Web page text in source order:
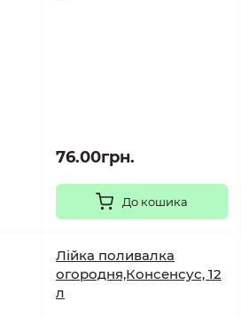
76.00грн.
До кошика
Лійка поливалка
огородня,Консенсус, 12
л